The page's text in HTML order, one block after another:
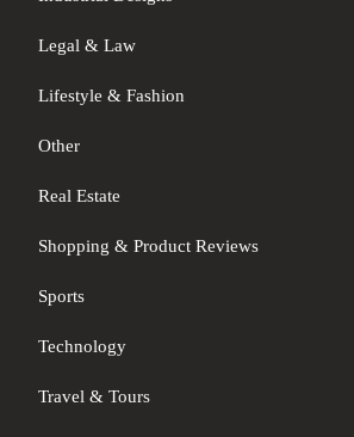
Legal & Law
Lifestyle & Fashion
Other
Real Estate
Shopping & Product Reviews
Sports
Technology
Travel & Tours